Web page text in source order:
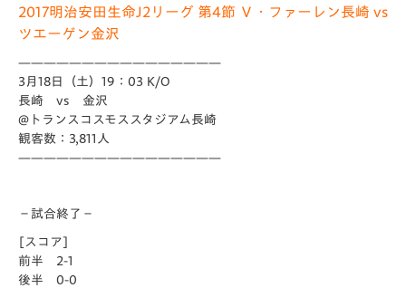
2017明治安田生命J2リーグ 第4節 Ｖ・ファーレン長崎 vs
ツエーゲン金沢
————————————————
3月18日（土）19：03 K/O
長崎 vs 金沢
@トランスコスモススタジアム長崎
観客数：3,811人
————————————————
－試合終了－
[スコア]
前半 2-1
後半 0-0